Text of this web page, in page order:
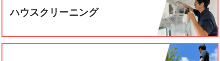
ハウスクリーニング